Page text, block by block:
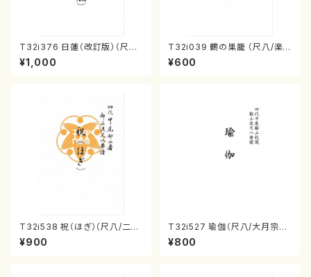
T32i376 日蓮（改訂版）（尺八/
宮城道雄/楽譜）都山流公刊楽譜
曲番:2081
¥1,000
T32i039 鶴の巣籠 （尺八/楽
譜）都山no.38
¥600
T32i538 祝（ほぎ）（尺八/二代
池田静山/楽譜）都山流公刊楽譜
曲番:2247
¥900
T32i527 瑜伽（尺八/大月宗明/
楽譜）都山流公刊楽譜曲番:223
6
¥800